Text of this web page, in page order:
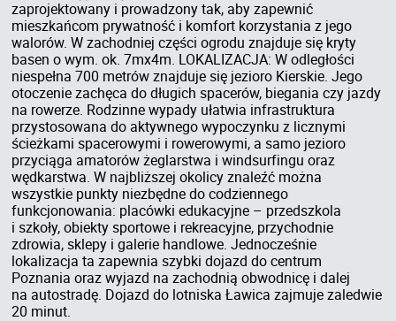
zaprojektowany i prowadzony tak, aby zapewnić
mieszkańcom prywatność i komfort korzystania z jego
walorów. W zachodniej części ogrodu znajduje się kryty
basen o wym. ok. 7mx4m. LOKALIZACJA: W odległości
niespełna 700 metrów znajduje się jezioro Kierskie. Jego
otoczenie zachęca do długich spacerów, biegania czy jazdy
na rowerze. Rodzinne wypady ułatwia infrastruktura
przystosowana do aktywnego wypoczynku z licznymi
ścieżkami spacerowymi i rowerowymi, a samo jezioro
przyciąga amatorów żeglarstwa i windsurfingu oraz
wędkarstwa. W najbliższej okolicy znaleźć można
wszystkie punkty niezbędne do codziennego
funkcjonowania: placówki edukacyjne – przedszkola
i szkoły, obiekty sportowe i rekreacyjne, przychodnie
zdrowia, sklepy i galerie handlowe. Jednocześnie
lokalizacja ta zapewnia szybki dojazd do centrum
Poznania oraz wyjazd na zachodnią obwodnicę i dalej
na autostradę. Dojazd do lotniska Ławica zajmuje zaledwie
20 minut.